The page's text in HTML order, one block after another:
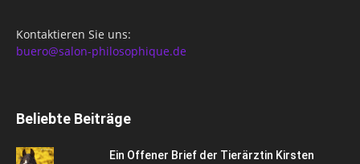
Kontaktieren Sie uns:
buero@salon-philosophique.de
Beliebte Beiträge
Ein Offener Brief der Tierärztin Kirsten